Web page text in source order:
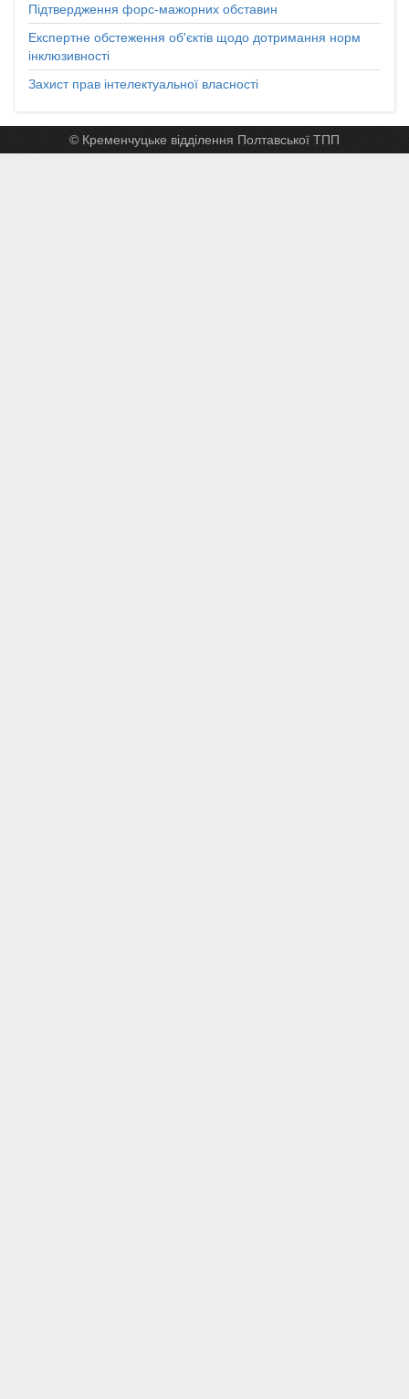
Підтвердження форс-мажорних обставин
Експертне обстеження об'єктів щодо дотримання норм
інклюзивності
Захист прав інтелектуальної власності
© Кременчуцьке відділення Полтавської ТПП